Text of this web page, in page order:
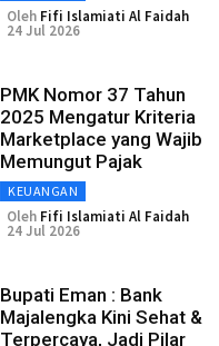
Oleh Fifi Islamiati Al Faidah
24 Jul 2026
PMK Nomor 37 Tahun
2025 Mengatur Kriteria
Marketplace yang Wajib
Memungut Pajak
KEUANGAN
Oleh Fifi Islamiati Al Faidah
24 Jul 2026
Bupati Eman : Bank
Majalengka Kini Sehat &
Terpercaya, Jadi Pilar